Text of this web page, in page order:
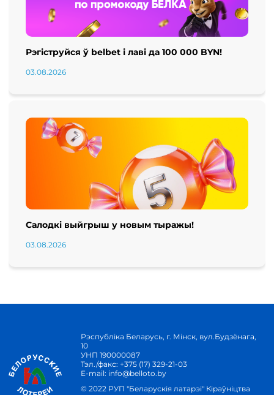
Рэгіструйся ў belbet і лаві да 100 000 BYN!
03.08.2026
Салодкі выйгрыш у новым тыражы!
03.08.2026
Рэспубліка Беларусь, г. Мінск, вул.Будзёнага,
10
УНП 190000087
Тэл./факс: +375 (17) 329-21-03
E-mail: info@belloto.by
© 2022 РУП "Беларускія латарэі" Кіраўніцтва